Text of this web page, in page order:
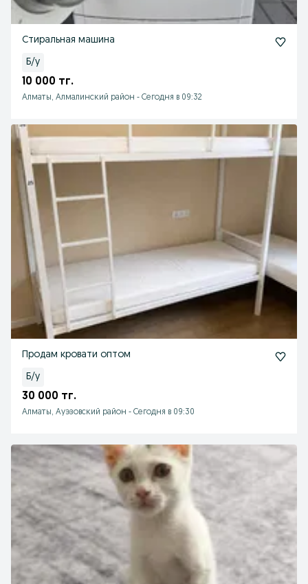
Стиральная машина
Б/у
10 000 тг.
Алматы, Алмалинский район - Сегодня в 09:32
Продам кровати оптом
Б/у
30 000 тг.
Алматы, Ауэзовский район - Сегодня в 09:30